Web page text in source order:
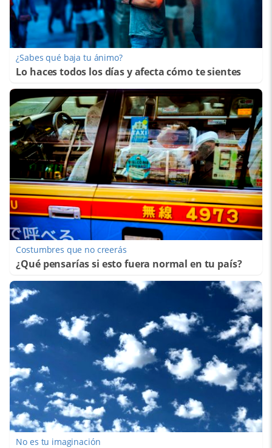
¿Sabes qué baja tu ánimo?
Lo haces todos los días y afecta cómo te sientes
Costumbres que no creerás
¿Qué pensarías si esto fuera normal en tu país?
No es tu imaginación